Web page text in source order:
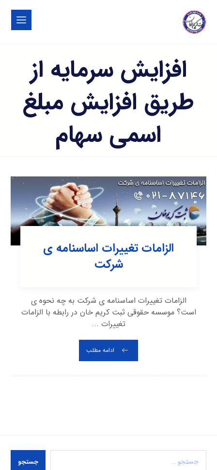
افزایش سرمایه از
طریق افزایش مبلغ
اسمی سهام
الزامات تغییرات اساسنامه ی
شرکت
الزامات تغییرات اساسنامه ی شرکت به چه نحوه ی
است؟ موسسه حقوقی ثبت کریم خان در رابطه با الزامات
تغییرات ...
ادامه مطلب
جستجو